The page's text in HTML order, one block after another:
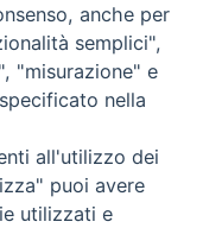
anche per
semplici",
"misurazione" e
nella
all'utilizzo dei
puoi avere
utilizzati e